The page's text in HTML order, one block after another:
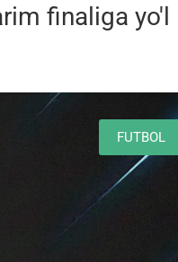
finaliga yo'l
FUTBOL